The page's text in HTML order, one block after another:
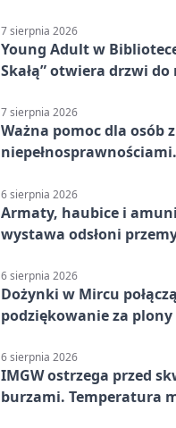
7 sierpnia 2026
Young Adult w
Skałą” otwiera drzwi do
7 sierpnia 2026
Ważna pomoc dla osób z
6 sierpnia 2026
Armaty, haubice i
wystawa odsłoni
6 sierpnia 2026
Dożynki w Mircu połączą
podziękowanie za plony
6 sierpnia 2026
IMGW ostrzega przed
burzami. Temperatura